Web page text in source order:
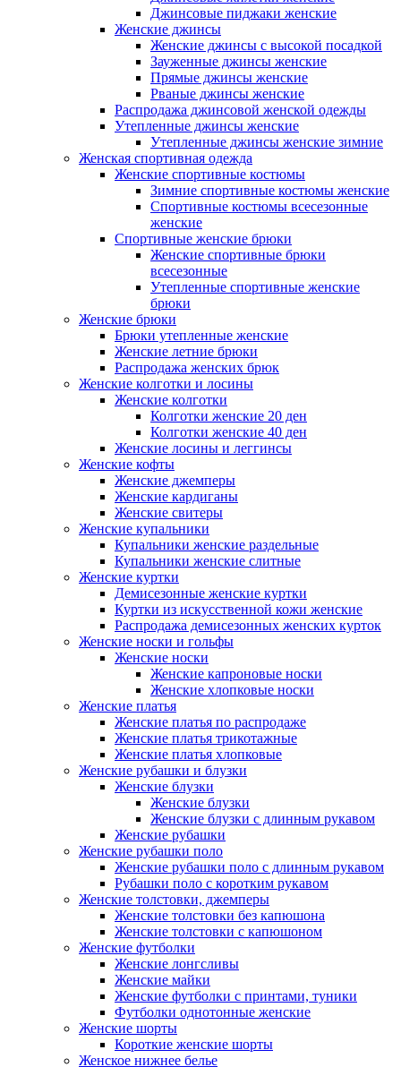
Джинсовые пиджаки женские
Женские джинсы
Женские джинсы с высокой посадкой
Зауженные джинсы женские
Прямые джинсы женские
Рваные джинсы женские
Распродажа джинсовой женской одежды
Утепленные джинсы женские
Утепленные джинсы женские зимние
Женская спортивная одежда
Женские спортивные костюмы
Зимние спортивные костюмы женские
Спортивные костюмы всесезонные
женские
Спортивные женские брюки
Женские спортивные брюки
всесезонные
Утепленные спортивные женские
брюки
Женские брюки
Брюки утепленные женские
Женские летние брюки
Распродажа женских брюк
Женские колготки и лосины
Женские колготки
Колготки женские 20 ден
Колготки женские 40 ден
Женские лосины и леггинсы
Женские кофты
Женские джемперы
Женские кардиганы
Женские свитеры
Женские купальники
Купальники женские раздельные
Купальники женские слитные
Женские куртки
Демисезонные женские куртки
Куртки из искусственной кожи женские
Распродажа демисезонных женских курток
Женские носки и гольфы
Женские носки
Женские капроновые носки
Женские хлопковые носки
Женские платья
Женские платья по распродаже
Женские платья трикотажные
Женские платья хлопковые
Женские рубашки и блузки
Женские блузки
Женские блузки
Женские блузки с длинным рукавом
Женские рубашки
Женские рубашки поло
Женские рубашки поло с длинным рукавом
Рубашки поло с коротким рукавом
Женские толстовки, джемперы
Женские толстовки без капюшона
Женские толстовки с капюшоном
Женские футболки
Женские лонгсливы
Женские майки
Женские футболки с принтами, туники
Футболки однотонные женские
Женские шорты
Короткие женские шорты
Женское нижнее белье